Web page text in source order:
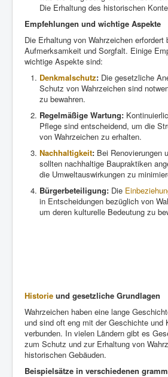
Die Erhaltung des historischen
Empfehlungen und wichtige Aspekte
Die Erhaltung von Wahrzeichen erfordert
Aufmerksamkeit und Sorgfalt. Einige
wichtige Aspekte sind:
Denkmalschutz: Die gesetzliche
Schutz von Wahrzeichen sind
zu bewahren.
Regelmäßige Wartung:
Pflege sind entscheidend, um die
von Wahrzeichen zu erhalten.
Nachhaltigkeit: Bei Renovierungen
sollten nachhaltige Baupraktiken
die Umweltauswirkungen zu
Bürgerbeteiligung: Die
in Entscheidungen bezüglich von
um deren kulturelle Bedeutung zu
Historie und gesetzliche Grundlagen
Wahrzeichen haben eine lange
und sind oft eng mit der Geschichte und
verbunden. In vielen Ländern gibt es
zum Schutz und zur Erhaltung von
historischen Gebäuden.
Beispielsätze in verschiedenen